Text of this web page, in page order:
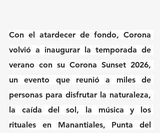
Con el atardecer de fondo, Corona
volvió a inaugurar la temporada de
verano con su Corona Sunset 2026,
un evento que reunió a miles de
personas para disfrutar la naturaleza,
la caída del sol, la música y los
rituales en Manantiales, Punta del